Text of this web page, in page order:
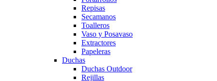
Repisas
Secamanos
Toalleros
Vaso y Posavaso
Extractores
Papeleras
Duchas
Duchas Outdoor
Rejillas